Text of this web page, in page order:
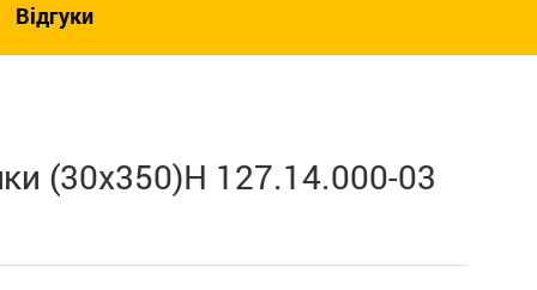
Відгуки
(30х350)Н 127.14.000-03